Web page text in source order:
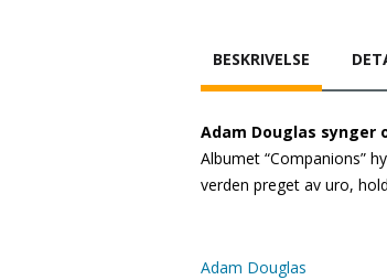
BESKRIVELSE
Adam Douglas synger
Albumet “Companions”
verden preget av uro,
Adam Douglas